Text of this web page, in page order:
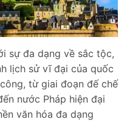
sự đa dạng về sắc tộc,
lịch sử vĩ đại của quốc
từ giai đoạn đế chế
nước Pháp hiện đại
văn hóa đa dạng